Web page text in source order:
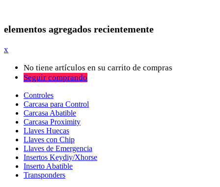
elementos agregados recientemente
x
No tiene artículos en su carrito de compras
Seguir comprando
Controles
Carcasa para Control
Carcasa Abatible
Carcasa Proximity
Llaves Huecas
Llaves con Chip
Llaves de Emergencia
Insertos Keydiy/Xhorse
Inserto Abatible
Transponders